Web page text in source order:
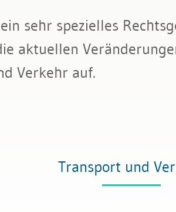
sehr spezielles
aktuellen
Verkehr auf.
Transport und